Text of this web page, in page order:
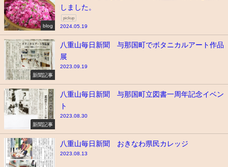
blog
しました。
pickup
2024.05.19
新聞記事
八重山毎日新聞 与那国町でボタニカルアート作品
展
2023.09.19
新聞記事
八重山毎日新聞 与那国町立図書一周年記念イベン
ト
2023.08.30
八重山毎日新聞 おきなわ県民カレッジ
2023.08.13